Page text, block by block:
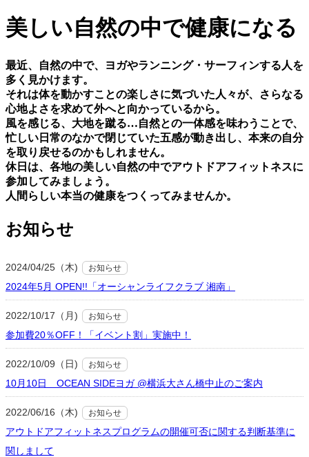
美しい⾃然の中で健康になる
最近、⾃然の中で、ヨガやランニング・サーフィンする⼈を
多く⾒かけます。
それは体を動かすことの楽しさに気づいた⼈々が、さらなる
⼼地よさを求めて外へと向かっているから。
⾵を感じる、⼤地を蹴る…⾃然との⼀体感を味わうことで、
忙しい⽇常のなかで閉じていた五感が動き出し、本来の⾃分
を取り戻せるのかもしれません。
休⽇は、各地の美しい⾃然の中でアウトドアフィットネスに
参加してみましょう。
⼈間らしい本当の健康をつくってみませんか。
お知らせ
2024/04/25（木) お知らせ
2024年5月 OPEN!!「オーシャンライフクラブ 湘南」
2022/10/17（月) お知らせ
参加費20％OFF！「イベント割」実施中！
2022/10/09（日) お知らせ
10月10日 OCEAN SIDEヨガ @横浜大さん橋中止のご案内
2022/06/16（木) お知らせ
アウトドアフィットネスプログラムの開催可否に関する判断基準に
関しまして